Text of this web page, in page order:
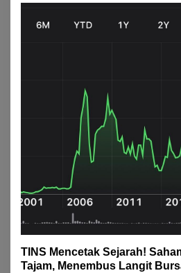
TINS Mencetak Sejarah!
Tajam, Menembus Langit